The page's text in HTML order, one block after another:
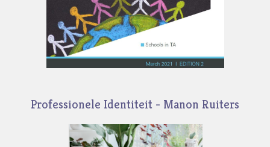
Professionele Identiteit - Manon Ruiters